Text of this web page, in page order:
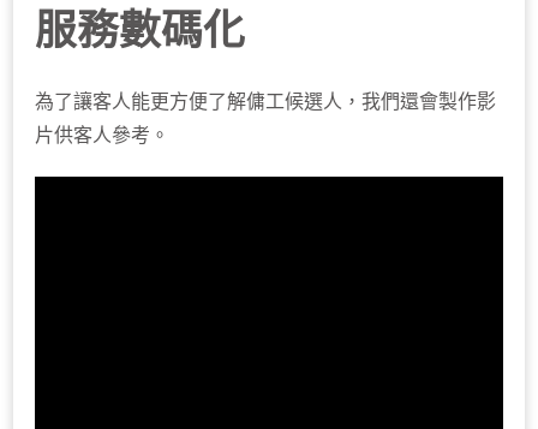
服務數碼化
為了讓客人能更方便了解傭工候選人，我們還會製作影
片供客人參考。